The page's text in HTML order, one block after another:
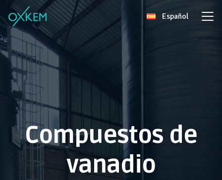
to
content
Español
Compuestos de
vanadio